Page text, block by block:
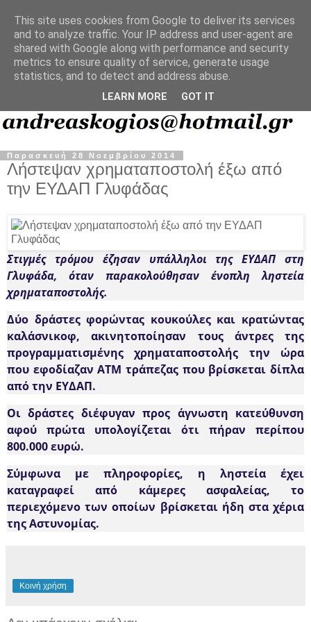
Παρασκευή 28 Νοεμβρίου 2014
Λήστεψαν χρηματαποστολή έξω από
την ΕΥΔΑΠ Γλυφάδας
Στιγμές τρόμου έζησαν υπάλληλοι της ΕΥΔΑΠ στη
Γλυφάδα, όταν παρακολούθησαν ένοπλη ληστεία
χρηματαποστολής.
Δύο δράστες φορώντας κουκούλες και κρατώντας
καλάσνικοφ, ακινητοποίησαν τους άντρες της
προγραμματισμένης χρηματαποστολής την ώρα
που εφοδίαζαν ΑΤΜ τράπεζας που βρίσκεται δίπλα
από την ΕΥΔΑΠ.
Οι δράστες διέφυγαν προς άγνωστη κατεύθυνση
αφού πρώτα υπολογίζεται ότι πήραν περίπου
800.000 ευρώ.
Σύμφωνα με πληροφορίες, η ληστεία έχει
καταγραφεί από κάμερες ασφαλείας, το
περιεχόμενο των οποίων βρίσκεται ήδη στα χέρια
της Αστυνομίας.
Κοινή χρήση
This site uses cookies from Google to deliver its services
and to analyze traffic. Your IP address and user-agent are
shared with Google along with performance and security
metrics to ensure quality of service, generate usage
statistics, and to detect and address abuse.
LEARN MORE GOT IT